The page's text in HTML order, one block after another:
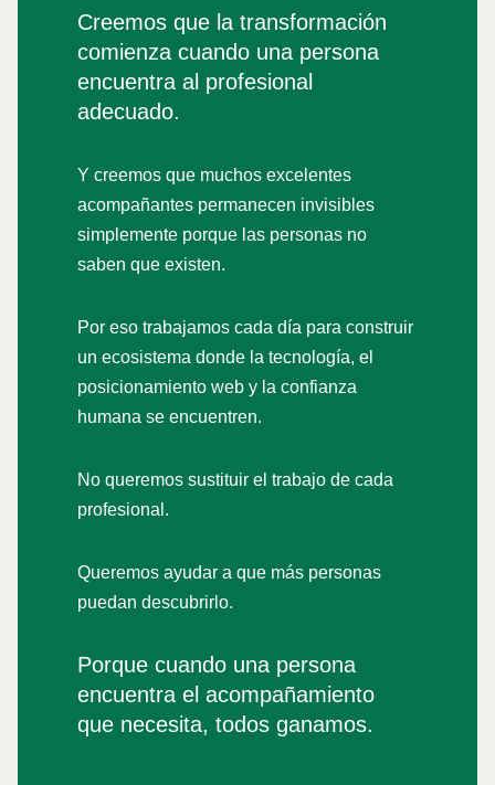
Creemos que la transformación
comienza cuando una persona
encuentra al profesional
adecuado.
Y creemos que muchos excelentes
acompañantes permanecen invisibles
simplemente porque las personas no
saben que existen.
Por eso trabajamos cada día para construir
un ecosistema donde la tecnología, el
posicionamiento web y la confianza
humana se encuentren.
No queremos sustituir el trabajo de cada
profesional.
Queremos ayudar a que más personas
puedan descubrirlo.
Porque cuando una persona
encuentra el acompañamiento
que necesita, todos ganamos.